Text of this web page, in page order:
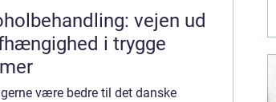
vejen ud
i trygge
være bedre til det danske